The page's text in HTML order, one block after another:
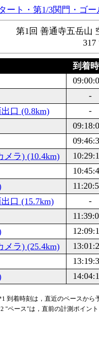
ート・第1/3関門・ゴ
第1回 善通寺五岳山
到着
-
口 (0.8km)
-
メラ) (10.4km)
口 (15.7km)
-
メラ) (25.4km)
到着時刻は，直近のペースから
"ペース"は，直前の計測ポイン